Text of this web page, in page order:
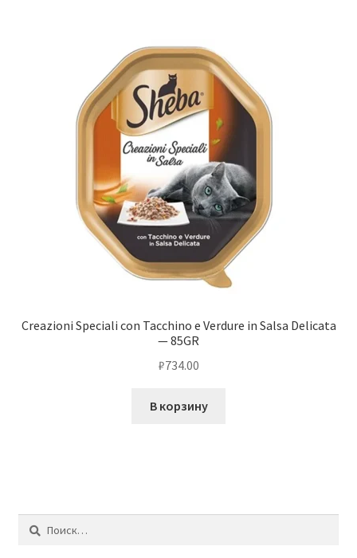
Creazioni Speciali con Tacchino e Verdure in Salsa Delicata
— 85GR
₽734.00
В корзину
Найти: